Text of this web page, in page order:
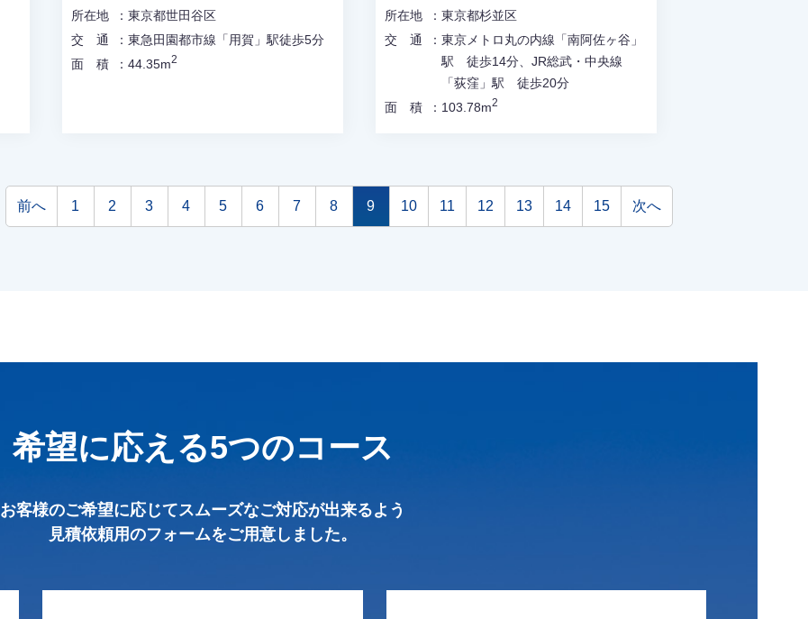
所在地
東京都世田谷区
交通 東急田園都市線「用賀」駅徒歩5分
面積 44.35m2
所在地
東京都杉並区
交通 東京メトロ丸の内線「南阿佐ヶ谷」
駅 徒歩14分、JR総武・中央線
「荻窪」駅 徒歩20分
面積 103.78m2
前へ 1 2 3 4 5 6 7 8 9 10 11 12 13 14 15 次へ
希望に応える5つのコース
お客様のご希望に応じてスムーズなご対応が出来るよう
見積依頼用のフォームをご用意しました。